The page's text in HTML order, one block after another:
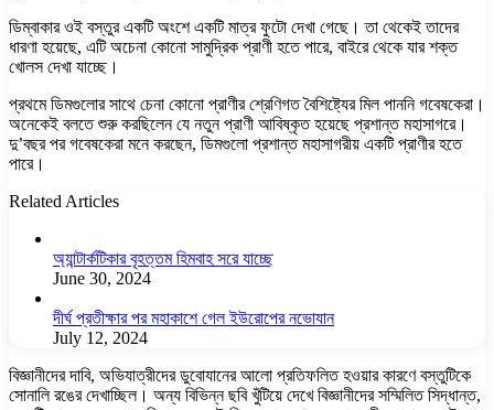
ডিম্বাকার ওই বস্তুর একটি অংশে একটি মাত্র ফুটো দেখা গেছে। তা থেকেই তাদের
ধারণা হয়েছে, এটি অচেনা কোনো সামুদ্রিক প্রাণী হতে পারে, বাইরে থেকে যার শক্ত
খোলস দেখা যাচ্ছে।
প্রথমে ডিমগুলোর সাথে চেনা কোনো প্রাণীর শ্রেণিগত বৈশিষ্ট্যের মিল পাননি গবেষকেরা।
অনেকেই বলতে শুরু করছিলেন যে নতুন প্রাণী আবিষ্কৃত হয়েছে প্রশান্ত মহাসাগরে।
দু’বছর পর গবেষকেরা মনে করছেন, ডিমগুলো প্রশান্ত মহাসাগরীয় একটি প্রাণীর হতে
পারে।
Related Articles
অ্যান্টার্কটিকার বৃহত্তম হিমবাহ সরে যাচ্ছে
June 30, 2024
দীর্ঘ প্রতীক্ষার পর মহাকাশে গেল ইউরোপের নভোযান
July 12, 2024
বিজ্ঞানীদের দাবি, অভিযাত্রীদের ডুবোযানের আলো প্রতিফলিত হওয়ার কারণে বস্তুটিকে
সোনালি রঙের দেখাচ্ছিল। অন্য বিভিন্ন ছবি খুঁটিয়ে দেখে বিজ্ঞানীদের সম্মিলিত সিদ্ধান্ত,